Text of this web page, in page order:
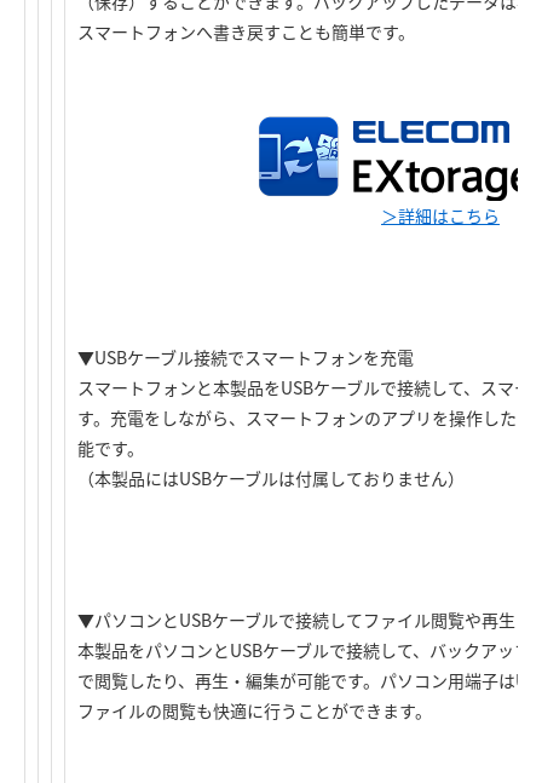
スマートフォンへ書き戻すことも簡単です。
＞詳細はこちら
▼USBケーブル接続でスマートフォンを充電
スマートフォンと本製品をUSBケーブルで接続して、スマ
す。充電をしながら、スマートフォンのアプリを操作した
能です。
（本製品にはUSBケーブルは付属しておりません）
▼パソコンとUSBケーブルで接続してファイル閲覧や再生・
本製品をパソコンとUSBケーブルで接続して、バックアッ
で閲覧したり、再生・編集が可能です。パソコン用端子は
ファイルの閲覧も快適に行うことができます。